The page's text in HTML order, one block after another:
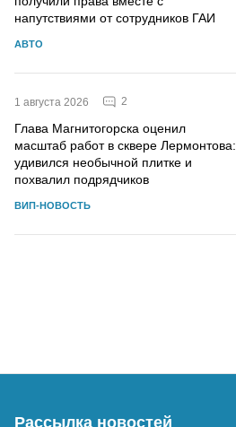
напутствиями от сотрудников ГАИ
АВТО
1 августа 2026 2
Глава Магнитогорска оценил
масштаб работ в сквере Лермонтова:
удивился необычной плитке и
похвалил подрядчиков
ВИП-НОВОСТЬ
Рассылка новостей